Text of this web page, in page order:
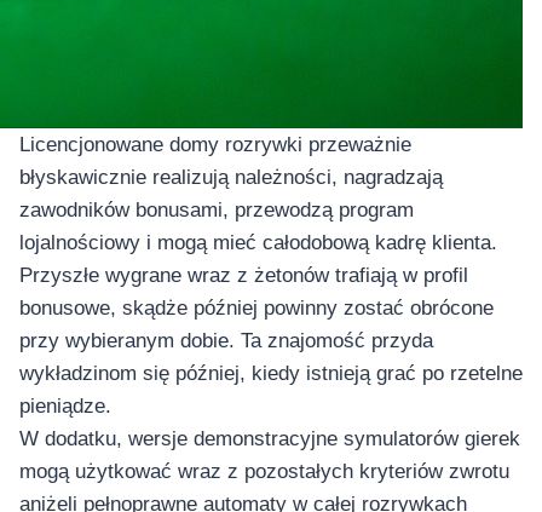
Licencjonowane domy rozrywki przeważnie
błyskawicznie realizują należności, nagradzają
zawodników bonusami, przewodzą program
lojalnościowy i mogą mieć całodobową kadrę klienta.
Przyszłe wygrane wraz z żetonów trafiają w profil
bonusowe, skądże później powinny zostać obrócone
przy wybieranym dobie. Ta znajomość przyda
wykładzinom się później, kiedy istnieją grać po rzetelne
pieniądze.
W dodatku, wersje demonstracyjne symulatorów gierek
mogą użytkować wraz z pozostałych kryteriów zwrotu
aniżeli pełnoprawne automaty w całej rozrywkach